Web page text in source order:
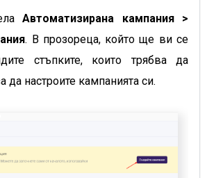
Автоматизирана кампания >
. В прозореца, който ще ви се
стъпките, които трябва да
да настроите кампанията си.